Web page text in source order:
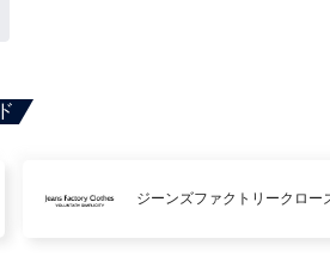
ジーンズファクトリークロー